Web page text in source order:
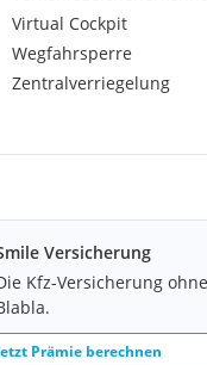
Virtual Cockpit
Wegfahrsperre
Zentralverriegelung
Versicherung
Kfz-Versicherung ohne
Prämie berechnen